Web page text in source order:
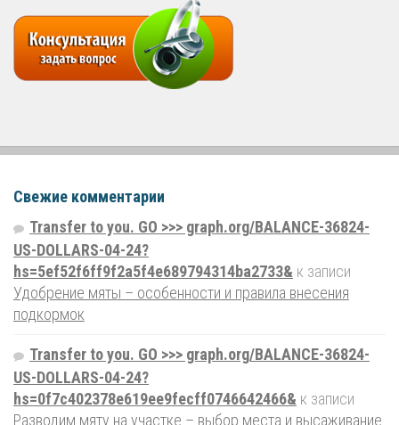
Свежие комментарии
Transfer to you. GO >>> graph.org/BALANCE-36824-
US-DOLLARS-04-24?
hs=5ef52f6ff9f2a5f4e689794314ba2733& к записи
Удобрение мяты – особенности и правила внесения
подкормок
Transfer to you. GO >>> graph.org/BALANCE-36824-
US-DOLLARS-04-24?
hs=0f7c402378e619ee9fecff0746642466& к записи
Разводим мяту на участке – выбор места и высаживание